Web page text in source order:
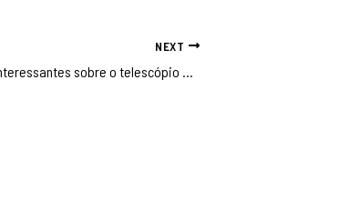
NEXT
Fatos interessantes sobre o telescópio espacial James Webb